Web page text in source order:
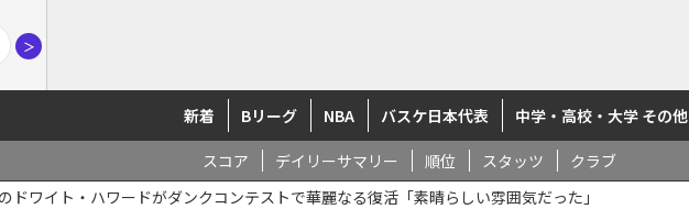
＞
新着 Bリーグ NBA バスケ日本代表 中学・高校・大学 その他
スコア デイリーサマリー 順位 スタッツ
クラブ
ドワイト・ハワードがダンクコンテストで華麗なる復活「素晴らしい雰囲気だった」